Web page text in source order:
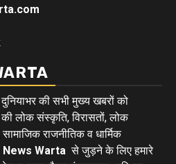
की सभी मुख्य खबरों को
लोक संस्कृति, विरासतों, लोक
राजनीतिक व धार्मिक
News Warta से जुड़ने के लिए हमारे